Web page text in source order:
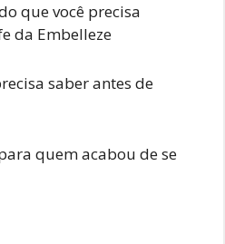
que você precisa
da Embelleze
saber antes de
quem acabou de se